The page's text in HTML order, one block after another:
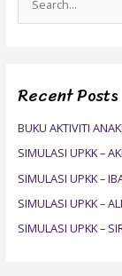
e
c
o
r
:
Recent Posts
BUKU AKTIVITI
SIMULASI UPKK –
SIMULASI UPKK –
SIMULASI UPKK –
SIMULASI UPKK –